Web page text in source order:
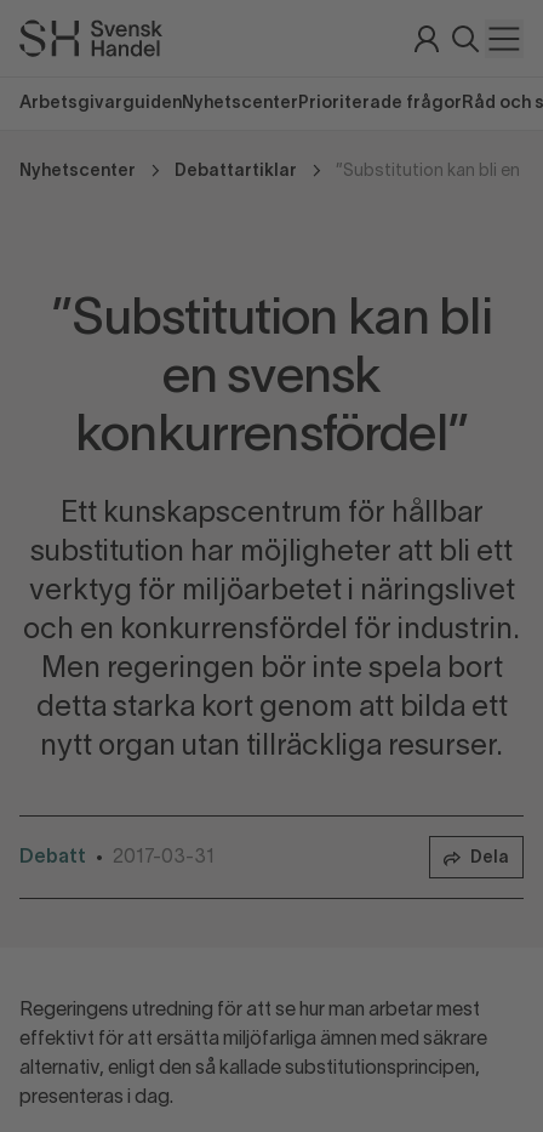
Arbetsgivarguiden Nyhetscenter Prioriterade frågor Råd och
Nyhetscenter Debattartiklar
”Substitution kan bli
en svensk
konkurrensfördel”
Ett kunskapscentrum för hållbar
substitution har möjligheter att bli ett
verktyg för miljöarbetet i näringslivet
och en konkurrensfördel för industrin.
Men regeringen bör inte spela bort
detta starka kort genom att bilda ett
nytt organ utan tillräckliga resurser.
Debatt • 2017-03-31 Dela
Regeringens utredning för att se hur man arbetar mest
effektivt för att ersätta miljöfarliga ämnen med säkrare
alternativ, enligt den så kallade substitutionsprincipen,
presenteras i dag.